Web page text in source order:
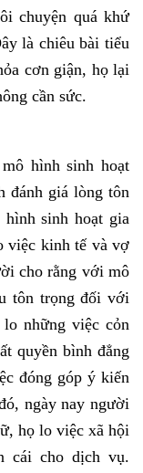
chuyện quá khứ
là chiêu bài tiểu
cơn giận, họ lại
cần sức.
hình sinh hoạt
đánh giá lòng tôn
sinh hoạt gia
việc kinh tế và vợ
cho rằng với mô
tôn trọng đối với
những việc cỏn
quyền bình đẳng
đóng góp ý kiến
ngày nay người
họ lo việc xã hội
cái cho dịch vụ.